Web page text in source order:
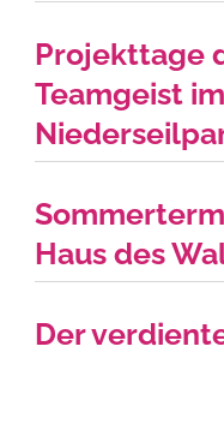
Projekttage
Teamgeist im
Haus des
Der